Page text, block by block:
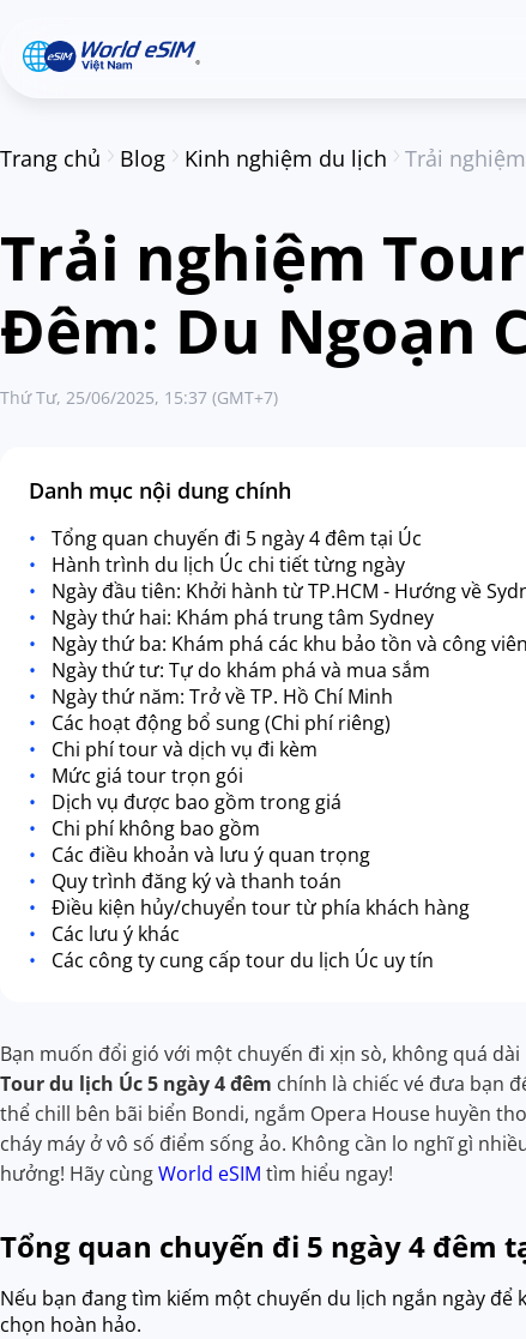
Trang chủ Blog Kinh nghiệm du lịch Trải
Trải nghiệm
Đêm: Du Ngoạn
Thứ Tư, 25/06/2025, 15:37 (GMT+7)
Danh mục nội dung chính
Tổng quan chuyến đi 5 ngày 4 đêm tại Úc
Hành trình du lịch Úc chi tiết từng ngày
Ngày đầu tiên: Khởi hành từ TP.HCM - Hướng về
Ngày thứ hai: Khám phá trung tâm Sydney
Ngày thứ ba: Khám phá các khu bảo tồn và công viên
Ngày thứ tư: Tự do khám phá và mua sắm
Ngày thứ năm: Trở về TP. Hồ Chí Minh
Các hoạt động bổ sung (Chi phí riêng)
Chi phí tour và dịch vụ đi kèm
Mức giá tour trọn gói
Dịch vụ được bao gồm trong giá
Chi phí không bao gồm
Các điều khoản và lưu ý quan trọng
Quy trình đăng ký và thanh toán
Điều kiện hủy/chuyển tour từ phía khách hàng
Các lưu ý khác
Các công ty cung cấp tour du lịch Úc uy tín
Bạn muốn đổi gió với một chuyến đi xịn sò, không quá
Tour du lịch Úc 5 ngày 4 đêm chính là chiếc vé đưa bạn
thể chill bên bãi biển Bondi, ngắm Opera House huyền
cháy máy ở vô số điểm sống ảo. Không cần lo nghĩ gì
hưởng! Hãy cùngWorld eSIM tìm hiểu ngay!
Tổng quan chuyến đi 5 ngày 4 đêm
Nếu bạn đang tìm kiếm một chuyến du lịch ngắn ngày
chọn hoàn hảo.